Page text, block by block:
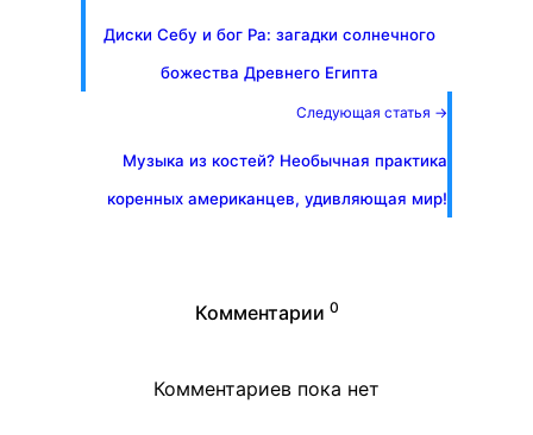
Диски Себу и бог Ра: загадки солнечного
божества Древнего Египта
Следующая статья →
Музыка из костей? Необычная практика
коренных американцев, удивляющая мир!
Комментарии 0
Комментариев пока нет